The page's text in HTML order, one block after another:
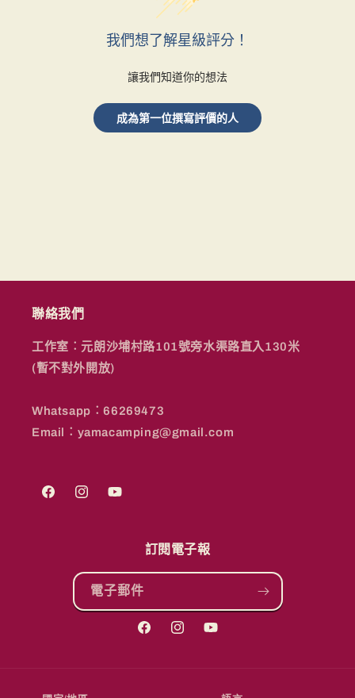
我們想了解星級評分！
讓我們知道你的想法
成為第一位撰寫評價的人
聯絡我們
工作室︰元朗沙埔村路101號旁水渠路直入130米
(暫不對外開放)
Whatsapp︰66269473
Email︰yamacamping@gmail.com
FacebookInstagramYouTube
訂閱電子報
電子郵件
FacebookInstagramYouTube